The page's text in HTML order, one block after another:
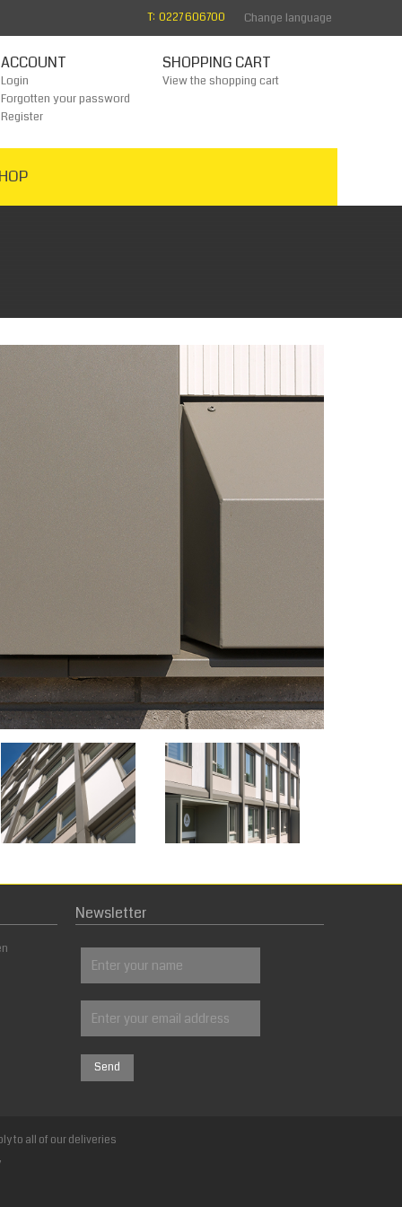
Change language
T: 0227 606700
ACCOUNT
Login
Forgotten your password
Register
SHOPPING CART
View the shopping cart
Newsletter
to all of our deliveries